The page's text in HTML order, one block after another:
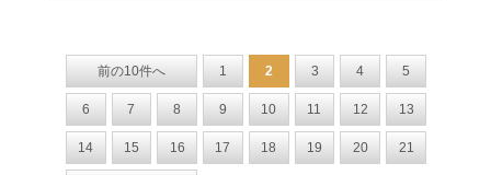
前の10件へ 1 2 3 4 5
6 7 8 9 10 11 12 13
14 15 16 17 18 19 20 21